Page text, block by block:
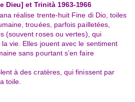
Dieu] etTrinità1963-1966
réalise trente-huit Fine di Dio, toiles
trouées, parfois pailletées,
(souvent roses ou vertes), qui
vie. Elles jouent avec le sentiment
sans pourtant s’en faire
à des cratères, qui finissent par
toile.